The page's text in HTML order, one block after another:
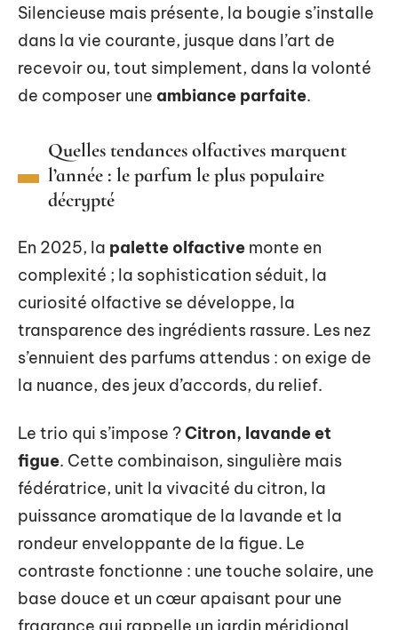
Silencieuse mais présente, la bougie s’installe
dans la vie courante, jusque dans l’art de
recevoir ou, tout simplement, dans la volonté
de composer une ambiance parfaite.
Quelles tendances olfactives marquent
l’année : le parfum le plus populaire
décrypté
En 2025, la palette olfactive monte en
complexité ; la sophistication séduit, la
curiosité olfactive se développe, la
transparence des ingrédients rassure. Les nez
s’ennuient des parfums attendus : on exige de
la nuance, des jeux d’accords, du relief.
Le trio qui s’impose ?Citron, lavande et
figue. Cette combinaison, singulière mais
fédératrice, unit la vivacité du citron, la
puissance aromatique de la lavande et la
rondeur enveloppante de la figue. Le
contraste fonctionne : une touche solaire, une
base douce et un cœur apaisant pour une
fragrance qui rappelle un jardin méridional